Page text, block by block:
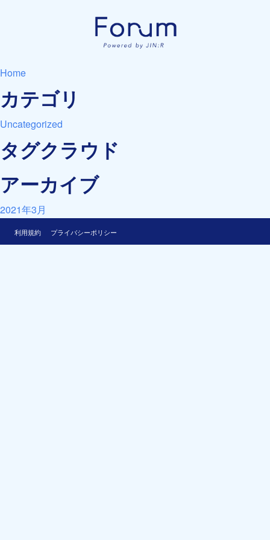
Home
カテゴリ
Uncategorized
タグクラウド
アーカイブ
2021年3月
利用規約 プライバシーポリシー